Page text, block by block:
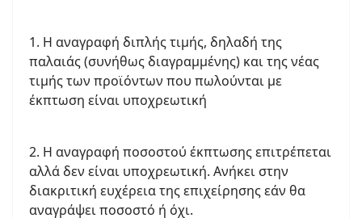
1. Η αναγραφή διπλής τιμής, δηλαδή της
παλαιάς (συνήθως διαγραμμένης) και της νέας
τιμής των προϊόντων που πωλούνται με
έκπτωση είναι υποχρεωτική
2. Η αναγραφή ποσοστού έκπτωσης επιτρέπεται
αλλά δεν είναι υποχρεωτική. Ανήκει στην
διακριτική ευχέρεια της επιχείρησης εάν θα
αναγράψει ποσοστό ή όχι.